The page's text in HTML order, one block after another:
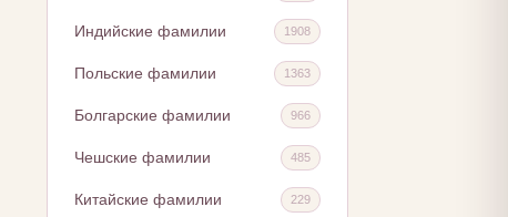
Индийские фамилии 1908
Польские фамилии 1363
Болгарские фамилии 966
Чешские фамилии 485
Китайские фамилии 229